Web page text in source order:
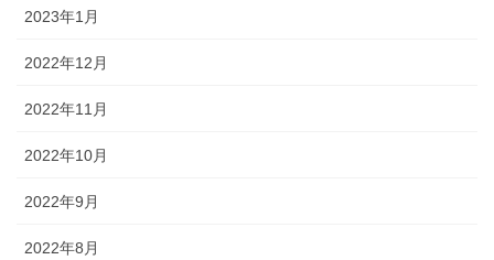
2023年1月
2022年12月
2022年11月
2022年10月
2022年9月
2022年8月